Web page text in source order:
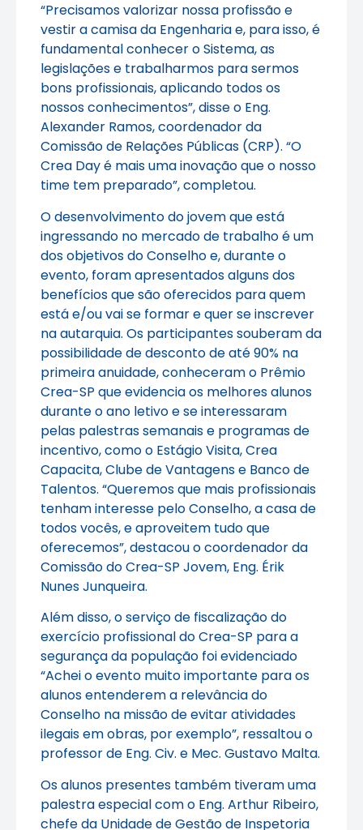
“Precisamos valorizar nossa profissão e
vestir a camisa da Engenharia e, para isso, é
fundamental conhecer o Sistema, as
legislações e trabalharmos para sermos
bons profissionais, aplicando todos os
nossos conhecimentos”, disse o Eng.
Alexander Ramos, coordenador da
Comissão de Relações Públicas (CRP). “O
Crea Day é mais uma inovação que o nosso
time tem preparado”, completou.
O desenvolvimento do jovem que está
ingressando no mercado de trabalho é um
dos objetivos do Conselho e, durante o
evento, foram apresentados alguns dos
benefícios que são oferecidos para quem
está e/ou vai se formar e quer se inscrever
na autarquia. Os participantes souberam da
possibilidade de desconto de até 90% na
primeira anuidade, conheceram o Prêmio
Crea-SP que evidencia os melhores alunos
durante o ano letivo e se interessaram
pelas palestras semanais e programas de
incentivo, como o Estágio Visita, Crea
Capacita, Clube de Vantagens e Banco de
Talentos. “Queremos que mais profissionais
tenham interesse pelo Conselho, a casa de
todos vocês, e aproveitem tudo que
oferecemos”, destacou o coordenador da
Comissão do Crea-SP Jovem, Eng. Érik
Nunes Junqueira.
Além disso, o serviço de fiscalização do
exercício profissional do Crea-SP para a
segurança da população foi evidenciado
“Achei o evento muito importante para os
alunos entenderem a relevância do
Conselho na missão de evitar atividades
ilegais em obras, por exemplo”, ressaltou o
professor de Eng. Civ. e Mec. Gustavo Malta.
Os alunos presentes também tiveram uma
palestra especial com o Eng. Arthur Ribeiro,
chefe da Unidade de Gestão de Inspetoria